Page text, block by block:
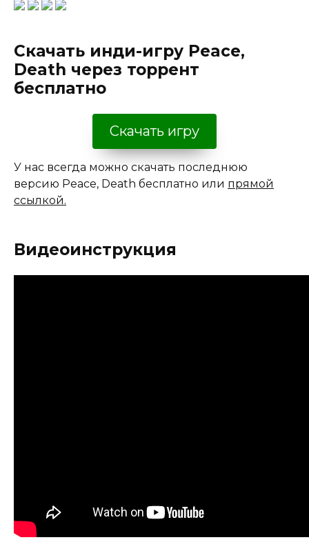
Скачать инди-игру Peace,
Death через торрент
бесплатно
Скачать игру
У нас всегда можно скачать последнюю
версию Peace, Death бесплатно или прямой
ссылкой.
Видеоинструкция